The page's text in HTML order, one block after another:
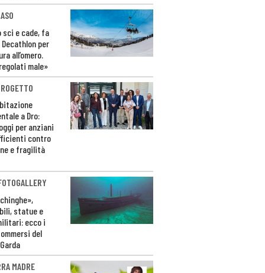
sci e cade, fa
per
all’omero.
male»
a Dro:
per anziani
contro
e fragilità
statue e
ecco i
del
MADRE